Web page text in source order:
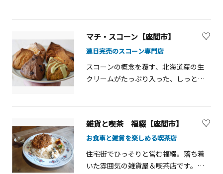
は、醤油と塩から選べます。唐揚げの
実のラインナップ。毎月29日は肉の日
ということで、10個で1,000円とお得に
楽しめます。肉の日の前後限定で、紅生
姜味も登場します。
マチ・スコーン【座間市】
連日完売のスコーン専門店
スコーンの概念を覆す、北海道産の生
クリームがたっぷり入った、しっとり
はもちろん、軽食としても。人気店の
ため、イベントに出店すると長蛇の列
ができ、あっという間に完売します。座
間市のふるさと納税返礼品としても人
雑貨と喫茶 福綴【座間市】
お食事と雑貨を楽しめる喫茶店
住宅街でひっそりと営む福綴。落ち着
いた雰囲気の雑貨屋＆喫茶店です。喫